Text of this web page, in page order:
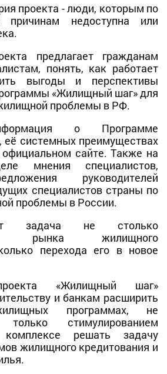
проекта - люди, которым по
недоступна или
предлагает гражданам
понять, как работает
выгоды и перспективы
«Жилищный шаг» для
проблемы в РФ.
о Программе
системных преимуществах
официальном сайте. Также на
мнения специалистов,
руководителей
специалистов страны по
проблемы в России.
задача не столько
рынка жилищного
перехода его в новое
«Жилищный шаг»
и банкам расширить
программах, не
только стимулированием
решать задачу
жилищного кредитования и